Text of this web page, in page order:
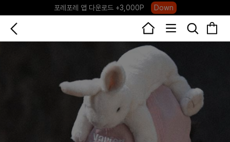
포레포레 앱 다운로드 +3,000P
Down
하우스오브캐러셀, 국내단독 프리오더(~8/10) Click